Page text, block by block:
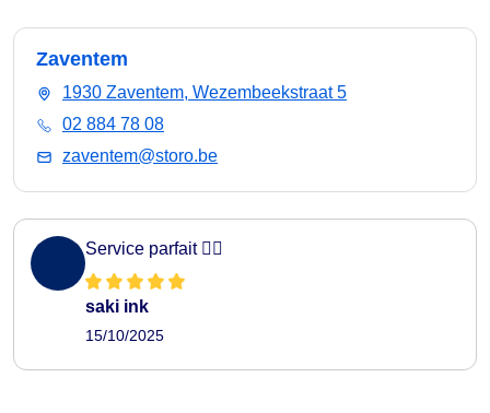
Zaventem
1930 Zaventem, Wezembeekstraat 5
02 884 78 08
zaventem@storo.be
Service parfait 👌🏻
saki ink
15/10/2025